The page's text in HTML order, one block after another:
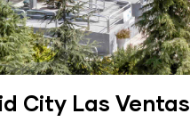
City Las Ventas